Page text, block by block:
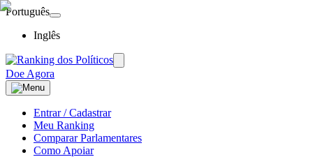
Português
Inglês
Doe Agora
Entrar / Cadastrar
Meu Ranking
Comparar Parlamentares
Como Apoiar